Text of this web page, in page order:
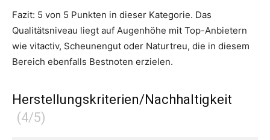
Fazit: 5 von 5 Punkten in dieser Kategorie. Das
Qualitätsniveau liegt auf Augenhöhe mit Top-Anbietern
wie vitactiv, Scheunengut oder Naturtreu, die in diesem
Bereich ebenfalls Bestnoten erzielen.
Herstellungskriterien/Nachhaltigkeit